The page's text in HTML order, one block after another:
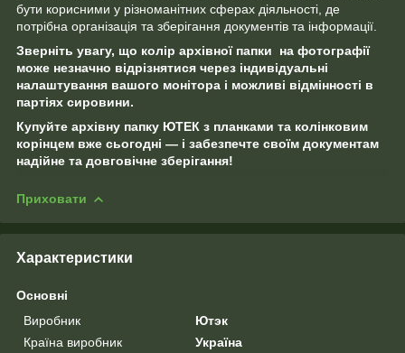
бути корисними у різноманітних сферах діяльності, де
потрібна організація та зберігання документів та інформації.
Зверніть увагу, що колір архівної папки на фотографії
може незначно відрізнятися через індивідуальні
налаштування вашого монітора і можливі відмінності в
партіях сировини.
Купуйте архівну папку ЮТЕК з планками та колінковим
корінцем вже сьогодні — і забезпечте своїм документам
надійне та довговічне зберігання!
Приховати
Характеристики
Основні
Виробник
Ютэк
Країна виробник
Україна